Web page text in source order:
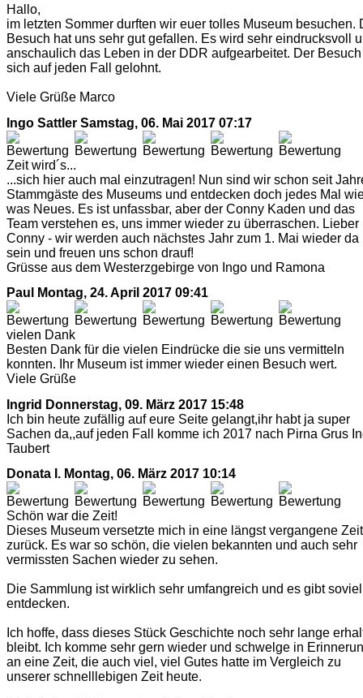
Hallo,
im letzten Sommer durften wir euer tolles Museum besuchen.
Besuch hat uns sehr gut gefallen. Es wird sehr eindrucksvoll
anschaulich das Leben in der DDR aufgearbeitet. Der
sich auf jeden Fall gelohnt.
Viele Grüße Marco
Ingo Sattler Samstag, 06. Mai 2017 07:17
Zeit wird´s...
...sich hier auch mal einzutragen! Nun sind wir schon seit
Stammgäste des Museums und entdecken doch jedes Mal
was Neues. Es ist unfassbar, aber der Conny Kaden und das
Team verstehen es, uns immer wieder zu überraschen. Lieber
Conny - wir werden auch nächstes Jahr zum 1. Mai wieder da
sein und freuen uns schon drauf!
Grüsse aus dem Westerzgebirge von Ingo und Ramona
Paul
Montag, 24. April 2017 09:41
vielen Dank
Besten Dank für die vielen Eindrücke die sie uns vermitteln
konnten. Ihr Museum ist immer wieder einen Besuch wert.
Viele Grüße
Ingrid Donnerstag, 09. März 2017 15:48
Ich bin heute zufällig auf eure Seite gelangt,ihr habt ja super
Sachen da,,auf jeden Fall komme ich 2017 nach Pirna Grus
Taubert
Donata I. Montag, 06. März 2017 10:14
Schön war die Zeit!
Dieses Museum versetzte mich in eine längst vergangene Zeit
zurück. Es war so schön, die vielen bekannten und auch sehr
vermissten Sachen wieder zu sehen.
Die Sammlung ist wirklich sehr umfangreich und es gibt
entdecken.
Ich hoffe, dass dieses Stück Geschichte noch sehr lange
bleibt. Ich komme sehr gern wieder und schwelge in
an eine Zeit, die auch viel, viel Gutes hatte im Vergleich zu
unserer schnelllebigen Zeit heute.